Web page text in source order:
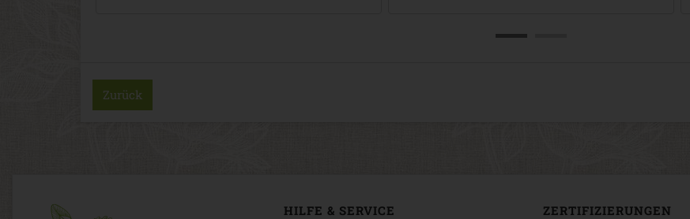
Zurück
HILFE & SERVICE
ZERTIFIZIERUNGEN